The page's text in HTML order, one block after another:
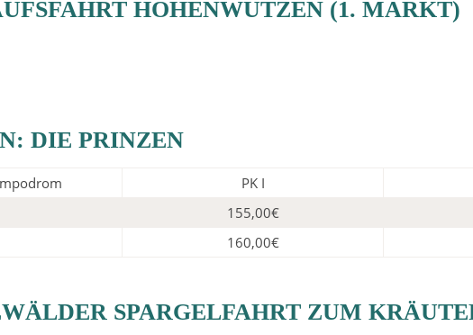
HOHENWUTZEN (1. MARKT)
DIE PRINZEN
PK I
155,00€
160,00€
SPARGELFAHRT ZUM